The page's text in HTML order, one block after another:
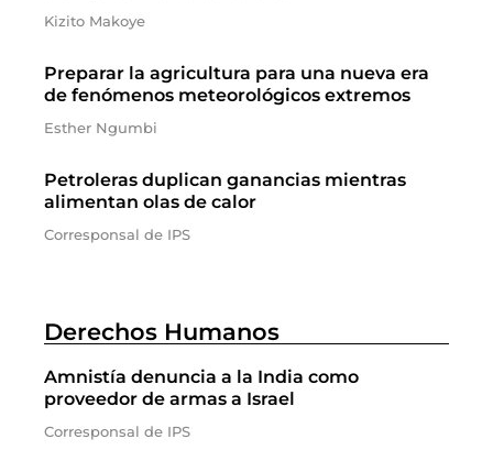
Kizito Makoye
Preparar la agricultura para una nueva era
de fenómenos meteorológicos extremos
Esther Ngumbi
Petroleras duplican ganancias mientras
alimentan olas de calor
Corresponsal de IPS
Derechos Humanos
Amnistía denuncia a la India como
proveedor de armas a Israel
Corresponsal de IPS